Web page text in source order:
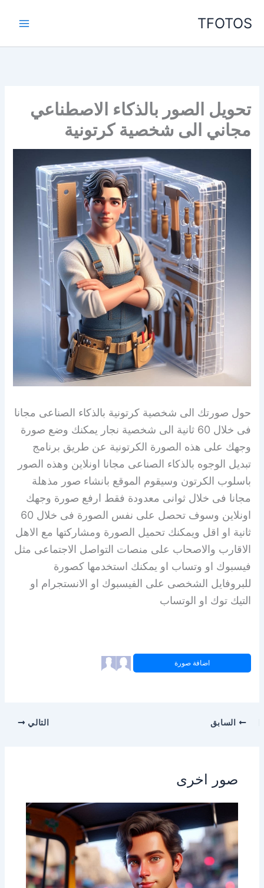
TFOTOS
تحويل الصور بالذكاء الاصطناعي
مجاني الى شخصية كرتونية
حول صورتك الى شخصية كرتونية بالذكاء الصناعى مجانا
فى خلال 60 ثانية الى شخصية نجار يمكنك وضع صورة
وجهك على هذه الصورة الكرتونية عن طريق برنامج
تبديل الوجوه بالذكاء الصناعى مجانا اونلاين وهذه الصور
باسلوب الكرتون وسيقوم الموقع بانشاء صور مذهلة
مجانا فى خلال ثوانى معدودة فقط ارفع صورة وجهك
اونلاين وسوف تحصل على نفس الصورة فى خلال 60
ثانية او اقل ويمكنك تحميل الصورة ومشاركتها مع الاهل
الاقارب والاصحاب على منصات التواصل الاجتماعى مثل
فيسبوك او وتساب او يمكنك استخدمها كصورة
للبروفايل الشخصى على الفيسبوك او الانستجرام او
التيك توك او الوتساب
اضافة صورة
السابق التالي
صور اخرى